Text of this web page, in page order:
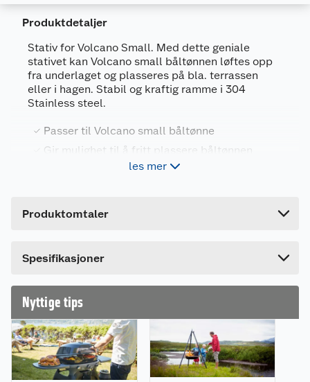
Produktdetaljer
Stativ for Volcano Small. Med dette geniale
stativet kan Volcano small båltønnen løftes opp
fra underlaget og plasseres på bla. terrassen
eller i hagen. Stabil og kraftig ramme i 304
Stainless steel.
Passer til Volcano small båltønne
Gir mulighet til å fritt plassere båltønnen
Alle deler i 304 stainless steel
Plasser båltønnen støding på alle underlag
Brukes uten bunnring og plasseres direkte på
stativet
Materiale: 304 stainless steel.
Størrelse: tilpasset FCC Volcano small båltønner.
les mer
Produktomtaler
Spesifikasjoner
Generelt
Artikkelnummer
Leverandørens artikkelnummer
FCC-A-10116
Lengde
Nyttige tips